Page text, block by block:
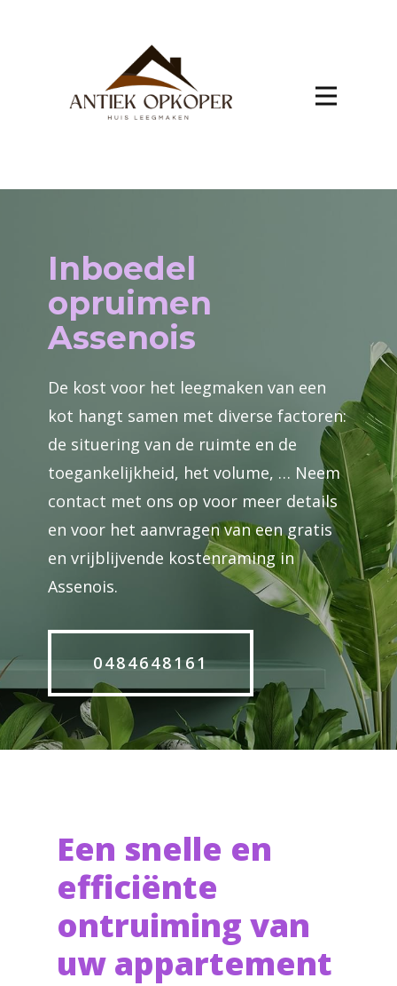
Inboedel
opruimen
Assenois
De kost voor het leegmaken van een
kot hangt samen met diverse factoren:
de situering van de ruimte en de
toegankelijkheid, het volume, … Neem
contact met ons op voor meer details
en voor het aanvragen van een gratis
en vrijblijvende kostenraming in
Assenois.
0484648161
Een snelle en
efficiënte
ontruiming van
uw appartement